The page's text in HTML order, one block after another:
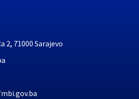
2, 71000 Sarajevo